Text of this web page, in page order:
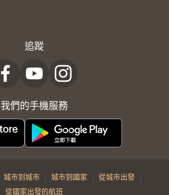
追蹤
我們的手機服務
城市到城市 | 城市到國家 | 從城市出發 |
從國家出發的航班